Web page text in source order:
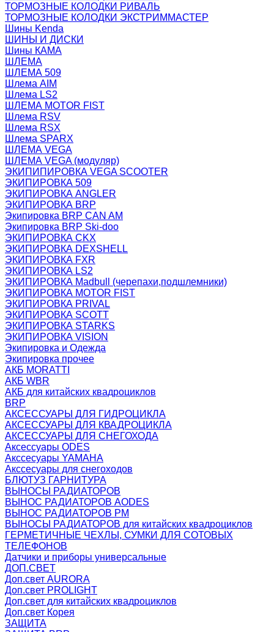
ТОРМОЗНЫЕ КОЛОДКИ РИВАЛЬ
ТОРМОЗНЫЕ КОЛОДКИ ЭКСТРИММАСТЕР
Шины Kenda
ШИНЫ И ДИСКИ
Шины КАМА
ШЛЕМА
ШЛЕМА 509
Шлема AIM
Шлема LS2
ШЛЕМА MOTOR FIST
Шлема RSV
Шлема RSX
Шлема SPARX
ШЛЕМА VEGA
ШЛЕМА VEGA (модуляр)
ЭКИПИПИРОВКА VEGA SCOOTER
ЭКИПИРОВКА 509
ЭКИПИРОВКА ANGLER
ЭКИПИРОВКА BRP
Экипировка BRP CAN AM
Экипировка BRP Ski-doo
ЭКИПИРОВКА CKX
ЭКИПИРОВКА DEXSHELL
ЭКИПИРОВКА FXR
ЭКИПИРОВКА LS2
ЭКИПИРОВКА Madbull (черепахи,подшлемники)
ЭКИПИРОВКА MOTOR FIST
ЭКИПИРОВКА PRIVAL
ЭКИПИРОВКА SCOTT
ЭКИПИРОВКА STARKS
ЭКИПИРОВКА VISION
Экипировка и Одежда
Экипировка прочее
АКБ MORATTI
АКБ WBR
АКБ для китайских квадроциклов
BRP
АКСЕССУАРЫ ДЛЯ ГИДРОЦИКЛА
АКСЕССУАРЫ ДЛЯ КВАДРОЦИКЛА
АКСЕССУАРЫ ДЛЯ СНЕГОХОДА
Аксессуары ODES
Акссесуары YAMAHA
Акссесуары для снегоходов
БЛЮТУЗ ГАРНИТУРА
ВЫНОСЫ РАДИАТОРОВ
ВЫНОС РАДИАТОРОВ AODES
ВЫНОС РАДИАТОРОВ РМ
ВЫНОСЫ РАДИАТОРОВ для китайских квадроциклов
ГЕРМЕТИЧНЫЕ ЧЕХЛЫ, СУМКИ ДЛЯ СОТОВЫХ
ТЕЛЕФОНОВ
Датчики и приборы универсальные
ДОП.СВЕТ
Доп.свет AURORA
Доп.свет PROLIGHT
Доп.свет для китайских квадроциклов
Доп.свет Корея
ЗАЩИТА